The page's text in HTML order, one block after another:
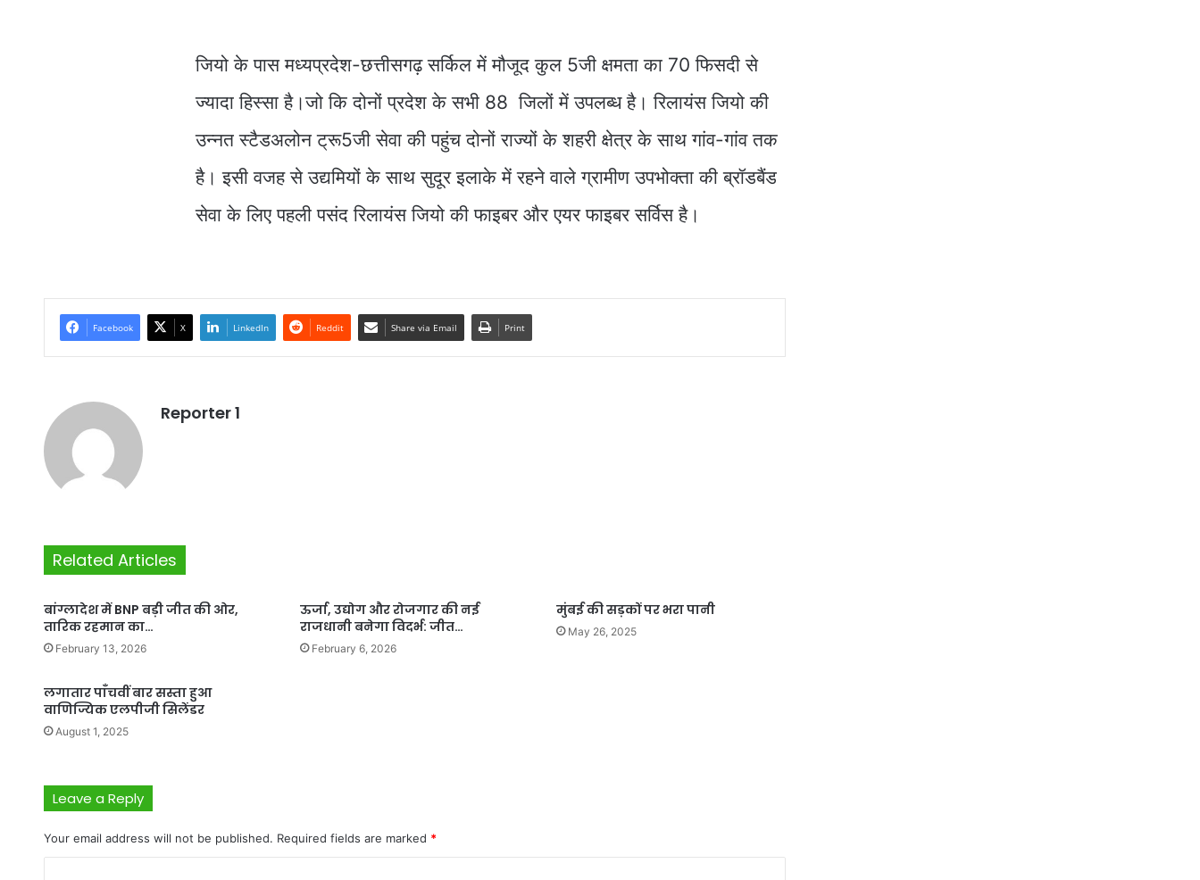
जियो के पास मध्यप्रदेश-छत्तीसगढ़ सर्किल में मौजूद कुल 5जी क्षमता का 70 फिसदी से
ज्यादा हिस्सा है।जो कि दोनों प्रदेश के सभी 88 जिलों में उपलब्ध है। रिलायंस जियो की
उन्नत स्टैडअलोन ट्रू5जी सेवा की पहुंच दोनों राज्यों के शहरी क्षेत्र के साथ गांव-गांव तक
है। इसी वजह से उद्यमियों के साथ सुदूर इलाके में रहने वाले ग्रामीण उपभोक्ता की ब्रॉडबैंड
सेवा के लिए पहली पसंद रिलायंस जियो की फाइबर और एयर फाइबर सर्विस है।
Facebook X LinkedIn Reddit Share via Email Print
Reporter 1
Related Articles
बांग्लादेश में BNP बड़ी जीत की ओर,
तारिक रहमान का…
February 13, 2026
ऊर्जा, उद्योग और रोजगार की नई
राजधानी बनेगा विदर्भ: जीत…
February 6, 2026
मुंबई की सड़कों पर भरा पानी
May 26, 2025
लगातार पाँचवीं बार सस्ता हुआ
वाणिज्यिक एलपीजी सिलेंडर
August 1, 2025
Leave a Reply
Your email address will not be published. Required fields are marked *